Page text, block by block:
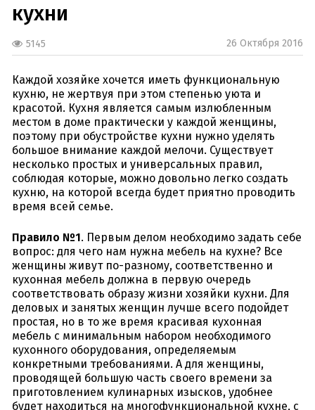
кухни
5145 26 Октября 2016
Каждой хозяйке хочется иметь функциональную
кухню, не жертвуя при этом степенью уюта и
красотой. Кухня является самым излюбленным
местом в доме практически у каждой женщины,
поэтому при обустройстве кухни нужно уделять
большое внимание каждой мелочи. Существует
несколько простых и универсальных правил,
соблюдая которые, можно довольно легко создать
кухню, на которой всегда будет приятно проводить
время всей семье.
Правило №1. Первым делом необходимо задать себе
вопрос: для чего нам нужна мебель на кухне? Все
женщины живут по-разному, соответственно и
кухонная мебель должна в первую очередь
соответствовать образу жизни хозяйки кухни. Для
деловых и занятых женщин лучше всего подойдет
простая, но в то же время красивая кухонная
мебель с минимальным набором необходимого
кухонного оборудования, определяемым
конкретными требованиями. А для женщины,
проводящей большую часть своего времени за
приготовлением кулинарных изысков, удобнее
будет находиться на многофункциональной кухне, с